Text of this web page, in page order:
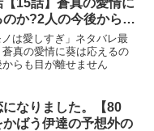
か?2人の今後からも
せん
ノは愛しすぎ」ネタバレ最
真の愛情に葵は応えるの
らも目が離せません
になりました。【80
ばう伊達の予想外の